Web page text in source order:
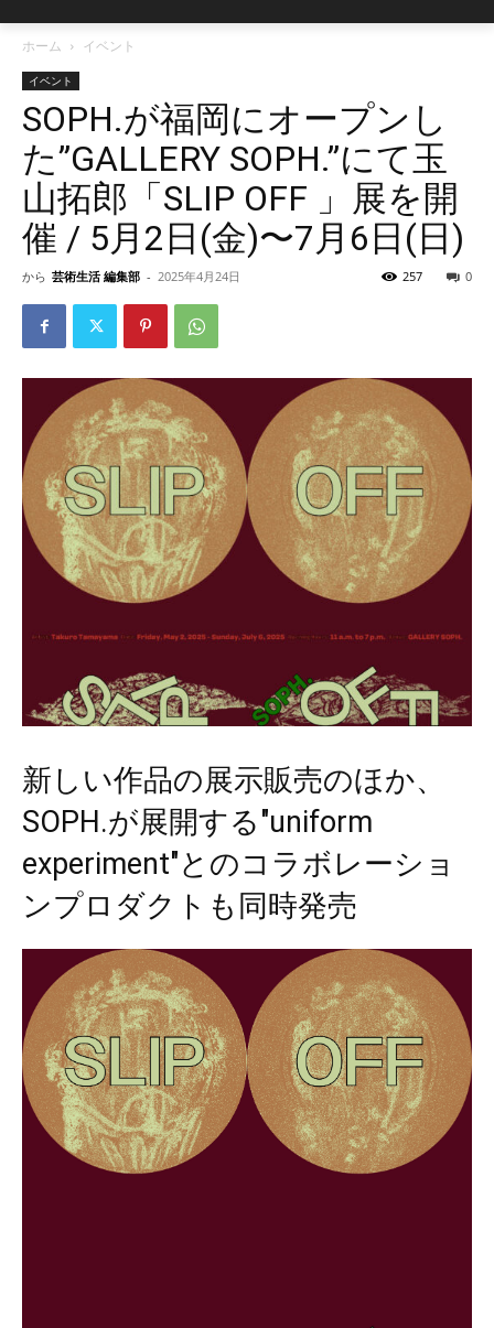
ホーム イベント
イベント
SOPH.が福岡にオープンし
た”GALLERY SOPH.”にて玉
山拓郎「SLIP OFF 」展を開
催 / 5月2日(金)〜7月6日(日)
から 芸術生活 編集部 - 2025年4月24日 0
257
新しい作品の展示販売のほか、
SOPH.が展開する"uniform
experiment"とのコラボレーショ
ンプロダクトも同時発売